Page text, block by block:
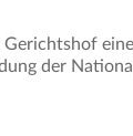
der